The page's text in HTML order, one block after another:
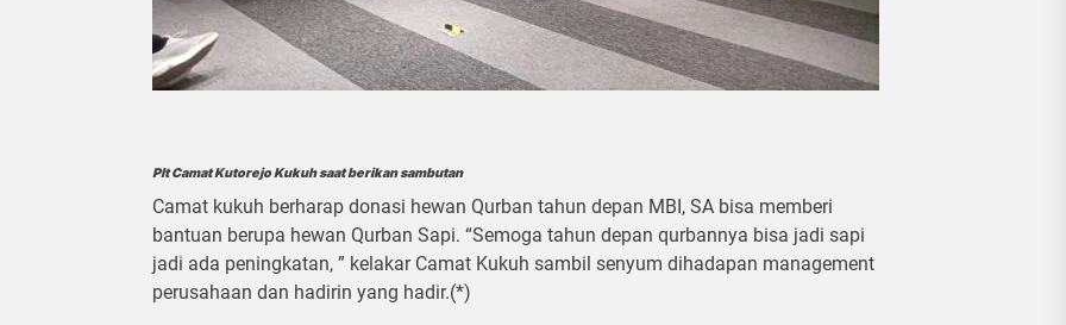
Plt Camat Kutorejo Kukuh saat berikan sambutan
Camat kukuh berharap donasi hewan Qurban tahun depan MBI, SA bisa memberi
bantuan berupa hewan Qurban Sapi. “Semoga tahun depan qurbannya bisa jadi sapi
jadi ada peningkatan, ” kelakar Camat Kukuh sambil senyum dihadapan management
perusahaan dan hadirin yang hadir.(*)